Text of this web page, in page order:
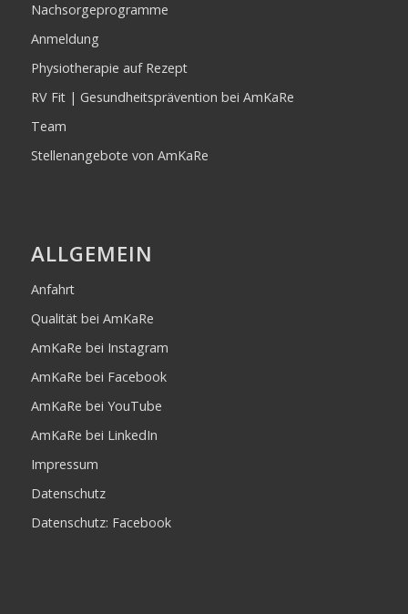
Nachsorgeprogramme
Anmeldung
Physiotherapie auf Rezept
RV Fit | Gesundheitsprävention bei AmKaRe
Team
Stellenangebote von AmKaRe
ALLGEMEIN
Anfahrt
Qualität bei AmKaRe
AmKaRe bei Instagram
AmKaRe bei Facebook
AmKaRe bei YouTube
AmKaRe bei LinkedIn
Impressum
Datenschutz
Datenschutz: Facebook